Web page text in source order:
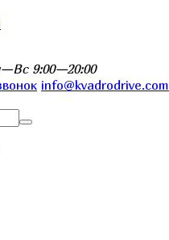
9:00—20:00
info@kvadrodrive.com